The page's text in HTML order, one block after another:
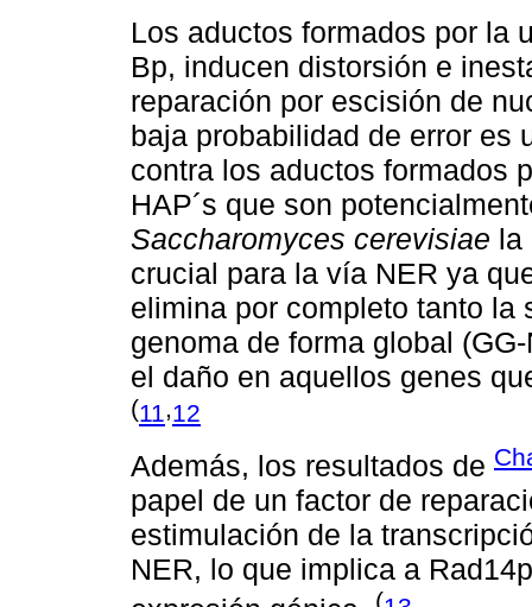
Los aductos formados por la
Bp, inducen distorsión e
reparación por escisión de
baja probabilidad de error es
contra los aductos formados
HAP´s que son
Saccharomyces cerevisiae la
crucial para la vía NER ya
elimina por completo tanto la
genoma de forma global
el daño en aquellos genes
(11,12
Además, los resultados de
papel de un factor de
estimulación de la
NER, lo que implica a
(